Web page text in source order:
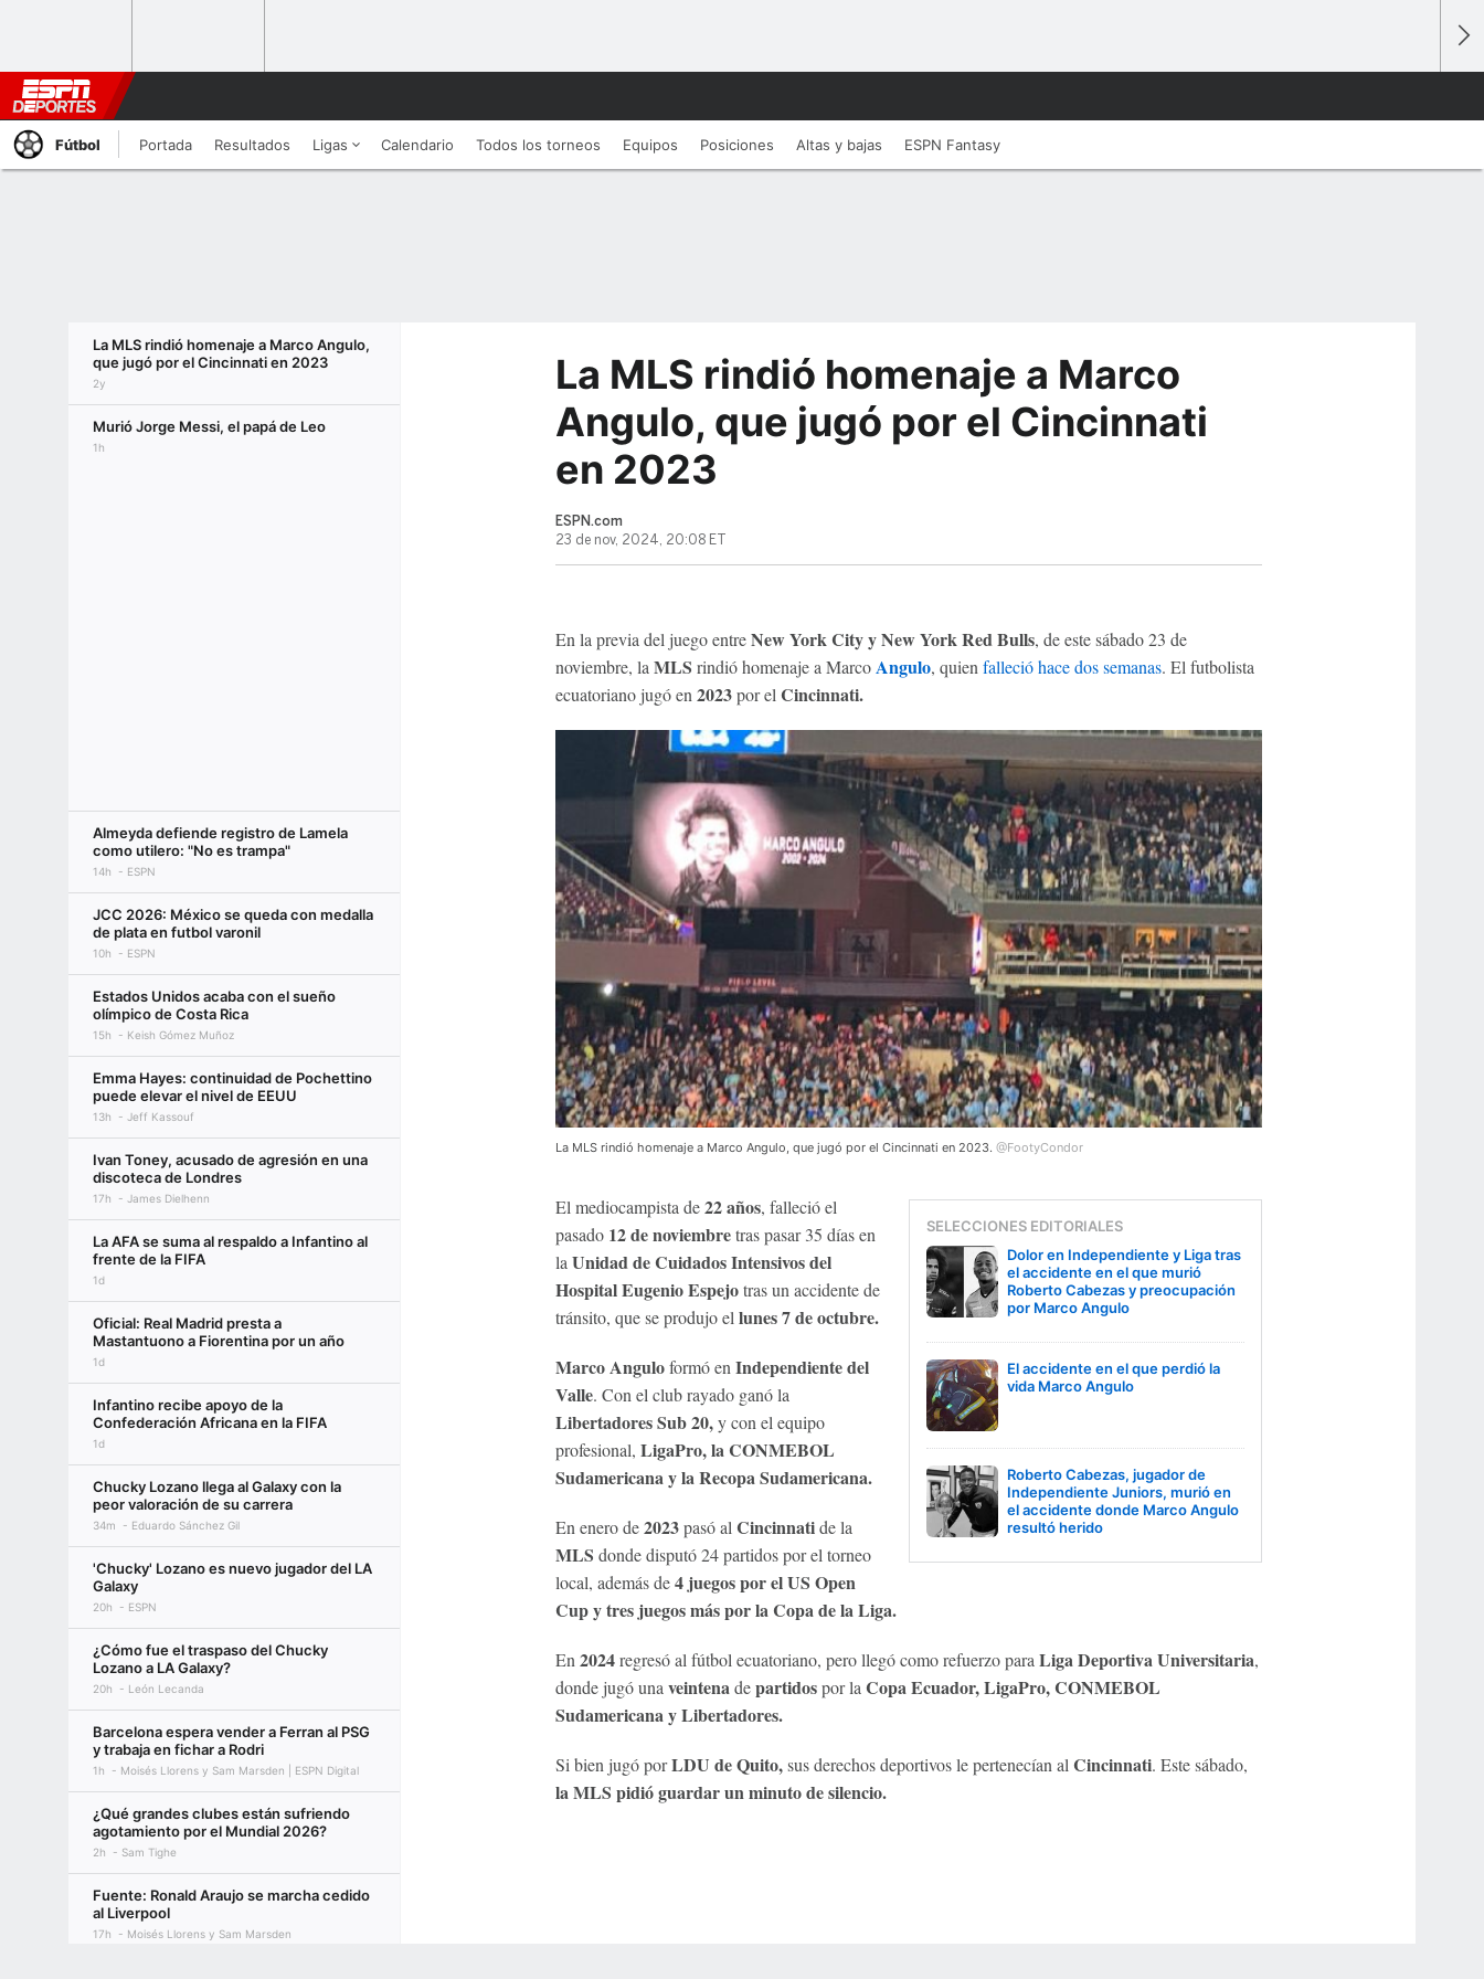
Fútbol Portada Resultados Ligas Calendario Todos los torneos Equipos Posiciones Altas y bajas ESPN Fantasy
La MLS rindió homenaje a Marco Angulo,
que jugó por el Cincinnati en 2023
2y
Murió Jorge Messi, el papá de Leo
1h
Almeyda defiende registro de Lamela
como utilero: "No es trampa"
14h ESPN
JCC 2026: México se queda con medalla
de plata en futbol varonil
10h ESPN
Estados Unidos acaba con el sueño
olímpico de Costa Rica
15h Keish Gómez Muñoz
Emma Hayes: continuidad de Pochettino
puede elevar el nivel de EEUU
13h Jeff Kassouf
Ivan Toney, acusado de agresión en una
discoteca de Londres
17h James Dielhenn
La AFA se suma al respaldo a Infantino al
frente de la FIFA
1d
Oficial: Real Madrid presta a
Mastantuono a Fiorentina por un año
1d
Infantino recibe apoyo de la
Confederación Africana en la FIFA
1d
Chucky Lozano llega al Galaxy con la
peor valoración de su carrera
34m Eduardo Sánchez Gil
'Chucky' Lozano es nuevo jugador del LA
Galaxy
20h ESPN
¿Cómo fue el traspaso del Chucky
Lozano a LA Galaxy?
20h León Lecanda
Barcelona espera vender a Ferran al PSG
y trabaja en fichar a Rodri
1h Moisés Llorens y Sam Marsden | ESPN Digital
¿Qué grandes clubes están sufriendo
agotamiento por el Mundial 2026?
2h Sam Tighe
Fuente: Ronald Araujo se marcha cedido
al Liverpool
17h Moisés Llorens y Sam Marsden
La MLS rindió homenaje a Marco
Angulo, que jugó por el Cincinnati
en 2023
ESPN.com
23 de nov, 2024, 20:08 ET
En la previa del juego entreNew York City y New York Red Bulls, de este sábado 23 de
noviembre, la MLS rindió homenaje a MarcoAngulo, quien falleció hace dos semanas. El futbolista
ecuatoriano jugó en 2023por el Cincinnati.
La MLS rindió homenaje a Marco Angulo, que jugó por el Cincinnati en 2023. @FootyCondor
SELECCIONES EDITORIALES
Dolor en Independiente y Liga tras
el accidente en el que murió
Roberto Cabezas y preocupación
por Marco Angulo
El accidente en el que perdió la
vida Marco Angulo
Roberto Cabezas, jugador de
Independiente Juniors, murió en
el accidente donde Marco Angulo
resultó herido
El mediocampista de22 años, falleció el
pasado 12 de noviembretras pasar 35 días en
laUnidad de Cuidados Intensivos del
Hospital Eugenio Espejotras un accidente de
tránsito, que se produjo ellunes 7 de octubre.
Marco Anguloformó enIndependiente del
Valle. Con el club rayado ganó la
Libertadores Sub 20,y con el equipo
profesional, LigaPro, la CONMEBOL
Sudamericana y la Recopa Sudamericana.
En enero de2023pasó alCincinnatide la
MLS donde disputó 24 partidos por el torneo
local, además de4 juegos por el US Open
Cup y tres juegos más por la Copa de la Liga.
En2024regresó al fútbol ecuatoriano, pero llegó como refuerzo paraLiga Deportiva Universitaria,
donde jugó unaveintenadepartidospor laCopa Ecuador, LigaPro, CONMEBOL
Sudamericana y Libertadores.
Si bien jugó porLDU de Quito,sus derechos deportivos le pertenecían alCincinnati. Este sábado,
la MLS pidió guardar un minuto de silencio.